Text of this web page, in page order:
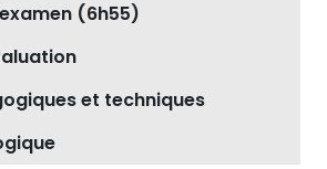
(6h55)
et techniques